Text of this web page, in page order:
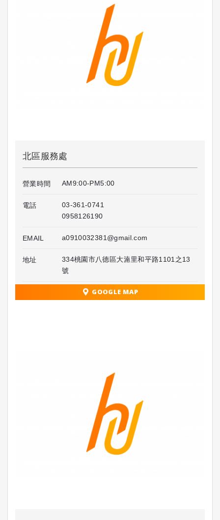
北區服務處
營業時間 AM9:00-PM5:00
電話
03-361-0741
0958126190
EMAIL a0910032381@gmail.com
地址
334桃園市八德區大湳里和平路1101之13
號
GOOGLE MAP